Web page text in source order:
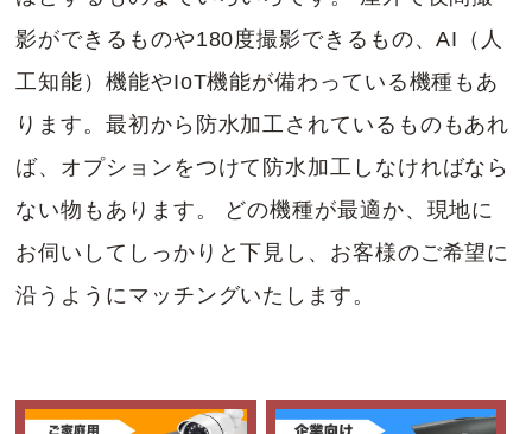
影ができるものや180度撮影できるもの、AI（人
工知能）機能やIoT機能が備わっている機種もあ
ります。最初から防水加工されているものもあれ
ば、オプションをつけて防水加工しなければなら
ない物もあります。 どの機種が最適か、現地に
お伺いしてしっかりと下見し、お客様のご希望に
沿うようにマッチングいたします。